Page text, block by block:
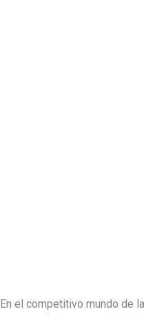
En el competitivo mundo de